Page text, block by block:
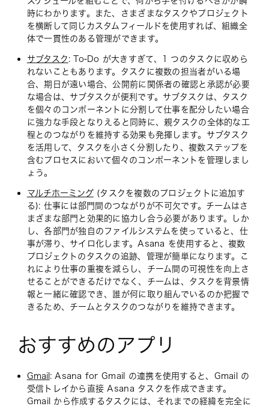
時にわかります。また、さまざまなタスクやプロジェクト
を横断して同じカスタムフィールドを使用すれば、組織全
体で一貫性のある管理ができます。
サブタスク : To-Do が大きすぎて、1 つのタスクに収めら
れないこともあります。タスクに複数の担当者がいる場
合、期日が遠い場合、公開前に関係者の確認と承認が必要
な場合は、サブタスクが便利です。サブタスクは、タスク
を個々のコンポーネントに分割して仕事を配分したい場合
に強力な手段となりえると同時に、親タスクの全体的な工
程とのつながりを維持する効果も発揮します。サブタスク
を活用して、タスクを小さく分割したり、複数ステップを
含むプロセスにおいて個々のコンポーネントを管理しまし
ょう。
マルチホーミング(タスクを複数のプロジェクトに追加す
る): 仕事には部門間のつながりが不可欠です。チームはさ
まざまな部門と効果的に協力し合う必要があります。しか
し、各部門が独自のファイルシステムを使っていると、仕
事が滞り、サイロ化します。Asana を使用すると、複数
プロジェクトのタスクの追跡、管理が簡単になります。こ
れにより仕事の重複を減らし、チーム間の可視性を向上さ
せることができるだけでなく、チームは、タスクを背景情
報と一緒に確認でき、誰が何に取り組んでいるのか把握で
きるため、チームとタスクのつながりを維持できます。
おすすめのアプリ
Gmail : Asana for Gmail の連携を使用すると、Gmail の
受信トレイから直接 Asana タスクを作成できます。
Gmail から作成するタスクには、それまでの経緯を完全に